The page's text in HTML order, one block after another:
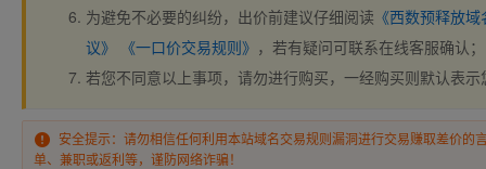
为避免不必要的纠纷，出价前建议仔细阅读 《西数预释放
议》
《一口价交易规则》 ，若有疑问可联系在线客服确认；
若您不同意以上事项，请勿进行购买，一经购买则默认表
安全提示：请勿相信任何利用本站域名交易规则漏洞进行交易赚取差价的
单、兼职或返利等，谨防网络诈骗！